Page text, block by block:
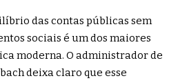
das contas públicas sem
sociais é um dos maiores
moderna. O administrador de
deixa claro que esse